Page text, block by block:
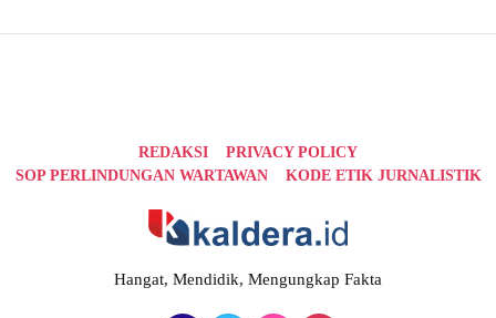
REDAKSI
PRIVACY POLICY
SOP PERLINDUNGAN WARTAWAN
KODE ETIK JURNALISTIK
Hangat, Mendidik, Mengungkap Fakta